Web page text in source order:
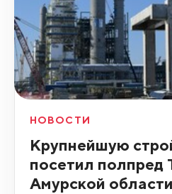
НОВОСТИ
Крупнейшую
посетил полпред
Амурской области